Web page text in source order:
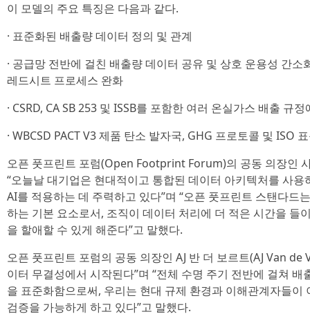
이 모델의 주요 특징은 다음과 같다.
· 표준화된 배출량 데이터 정의 및 관계
· 공급망 전반에 걸친 배출량 데이터 공유 및 상호 운용성 간
레드시트 프로세스 완화
· CSRD, CA SB 253 및 ISSB를 포함한 여러 온실가스 배출 규
· WBCSD PACT V3 제품 탄소 발자국, GHG 프로토콜 및 ISO
오픈 풋프린트 포럼(Open Footprint Forum)의 공동 의장인
“오늘날 대기업은 현대적이고 통합된 데이터 아키텍처를 사
AI를 적용하는 데 주력하고 있다”며 “오픈 풋프린트 스탠다드
하는 기본 요소로서, 조직이 데이터 처리에 더 적은 시간을 들
을 할애할 수 있게 해준다”고 말했다.
오픈 풋프린트 포럼의 공동 의장인 AJ 반 더 보르트(AJ Van
이터 무결성에서 시작된다”며 “전체 수명 주기 전반에 걸쳐
을 표준화함으로써, 우리는 현대 규제 환경과 이해관계자들이
검증을 가능하게 하고 있다”고 말했다.